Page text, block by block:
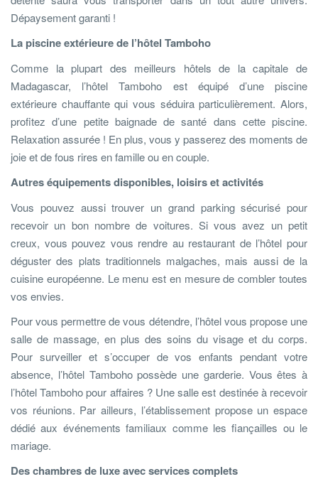
Dépaysement garanti !
La piscine extérieure de l’hôtel Tamboho
Comme la plupart des meilleurs hôtels de la capitale de
Madagascar, l’hôtel Tamboho est équipé d’une piscine
extérieure chauffante qui vous séduira particulièrement. Alors,
profitez d’une petite baignade de santé dans cette piscine.
Relaxation assurée ! En plus, vous y passerez des moments de
joie et de fous rires en famille ou en couple.
Autres équipements disponibles, loisirs et activités
Vous pouvez aussi trouver un grand parking sécurisé pour
recevoir un bon nombre de voitures. Si vous avez un petit
creux, vous pouvez vous rendre au restaurant de l’hôtel pour
déguster des plats traditionnels malgaches, mais aussi de la
cuisine européenne. Le menu est en mesure de combler toutes
vos envies.
Pour vous permettre de vous détendre, l’hôtel vous propose une
salle de massage, en plus des soins du visage et du corps.
Pour surveiller et s’occuper de vos enfants pendant votre
absence, l’hôtel Tamboho possède une garderie. Vous êtes à
l’hôtel Tamboho pour affaires ? Une salle est destinée à recevoir
vos réunions. Par ailleurs, l’établissement propose un espace
dédié aux événements familiaux comme les fiançailles ou le
mariage.
Des chambres de luxe avec services complets